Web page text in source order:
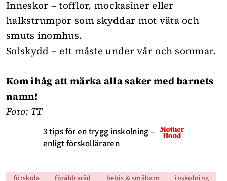
Inneskor – tofflor, mockasiner eller
halkstrumpor som skyddar mot väta och
smuts inomhus.
Solskydd – ett måste under vår och sommar.
Kom ihåg att märka alla saker med barnets
namn!
Foto: TT
3 tips för en trygg inskolning –
enligt förskolläraren
förskola föräldraråd bebis & småbarn
inskolning